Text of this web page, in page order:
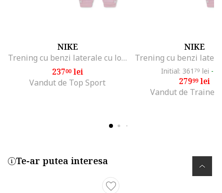
NIKE
Trening cu benzi laterale cu logo, Roz pastel/Alb optic
23700lei
Vandut de Top Sport
NIKE
Initial: 361 79 lei -
27999lei
Vandut de
Te-ar putea interesa